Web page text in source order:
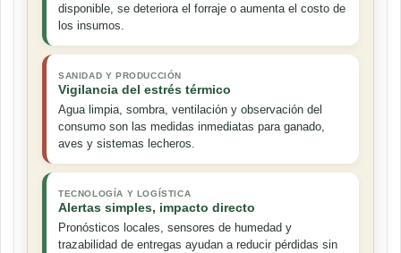
disponible, se deteriora el forraje o aumenta el costo de
los insumos.
SANIDAD Y PRODUCCIÓN
Vigilancia del estrés térmico
Agua limpia, sombra, ventilación y observación del
consumo son las medidas inmediatas para ganado,
aves y sistemas lecheros.
TECNOLOGÍA Y LOGÍSTICA
Alertas simples, impacto directo
Pronósticos locales, sensores de humedad y
trazabilidad de entregas ayudan a reducir pérdidas sin